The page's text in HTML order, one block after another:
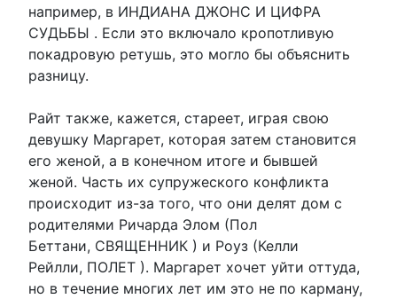
например, в ИНДИАНА ДЖОНС И ЦИФРА
СУДЬБЫ . Если это включало кропотливую
покадровую ретушь, это могло бы объяснить
разницу.
Райт также, кажется, стареет, играя свою
девушку Маргарет, которая затем становится
его женой, а в конечном итоге и бывшей
женой. Часть их супружеского конфликта
происходит из-за того, что они делят дом с
родителями Ричарда Элом (Пол
Беттани, СВЯЩЕННИК ) и Роуз (Келли
Рейлли, ПОЛЕТ ). Маргарет хочет уйти оттуда,
но в течение многих лет им это не по карману,